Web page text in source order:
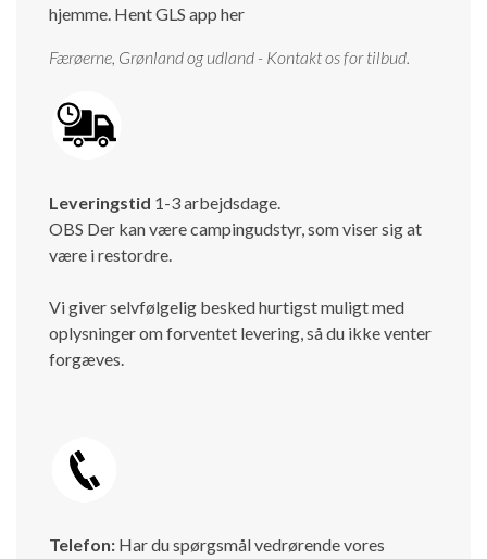
hjemme. Hent GLS app her
Færøerne, Grønland og udland - Kontakt os for tilbud.
Leveringstid 1-3 arbejdsdage.
OBS Der kan være campingudstyr, som viser sig at
være i restordre.
Vi giver selvfølgelig besked hurtigst muligt med
oplysninger om forventet levering, så du ikke venter
forgæves.
Telefon: Har du spørgsmål vedrørende vores